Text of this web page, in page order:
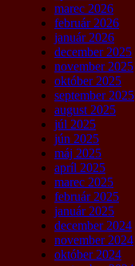
marec 2026
február 2026
január 2026
december 2025
november 2025
október 2025
september 2025
august 2025
júl 2025
jún 2025
máj 2025
apríl 2025
marec 2025
február 2025
január 2025
december 2024
november 2024
október 2024